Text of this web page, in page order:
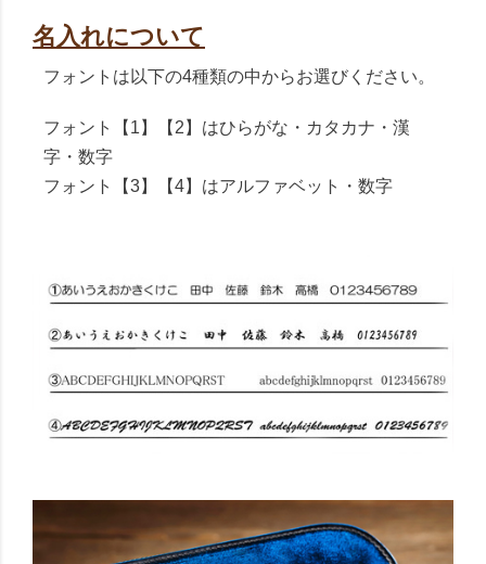
名入れについて
フォントは以下の4種類の中からお選びください。
フォント【1】【2】はひらがな・カタカナ・漢
字・数字
フォント【3】【4】はアルファベット・数字